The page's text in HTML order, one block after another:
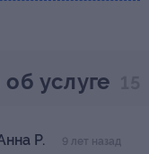
услуге
Р. 9 лет назад